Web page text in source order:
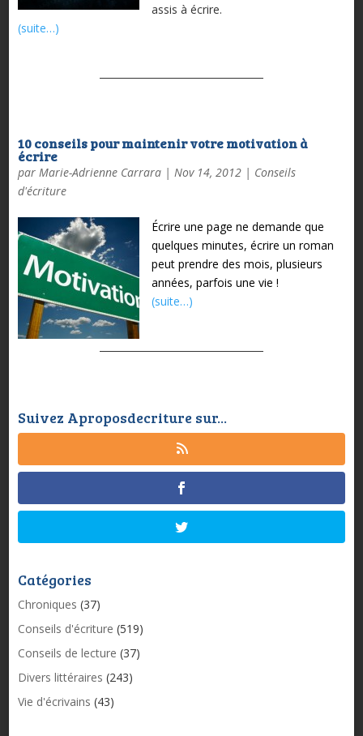
assis à écrire.
(suite…)
10 conseils pour maintenir votre motivation à
écrire
par Marie-Adrienne Carrara| Nov 14, 2012| Conseils
d'écriture
Écrire une page ne demande que
quelques minutes, écrire un roman
peut prendre des mois, plusieurs
années, parfois une vie !
(suite…)
Suivez Aproposdecriture sur...
Catégories
Chroniques (37)
Conseils d'écriture (519)
Conseils de lecture (37)
Divers littéraires (243)
Vie d'écrivains (43)